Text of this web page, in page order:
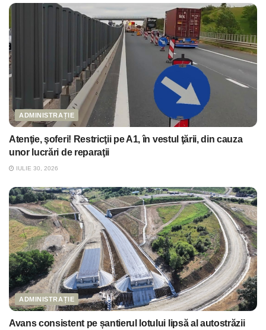
ADMINISTRAȚIE
Atenţie, şoferi! Restricţii pe A1, în vestul ţării, din cauza
unor lucrări de reparaţii
IULIE 30, 2026
ADMINISTRAȚIE
Avans consistent pe șantierul lotului lipsă al autostrăzii